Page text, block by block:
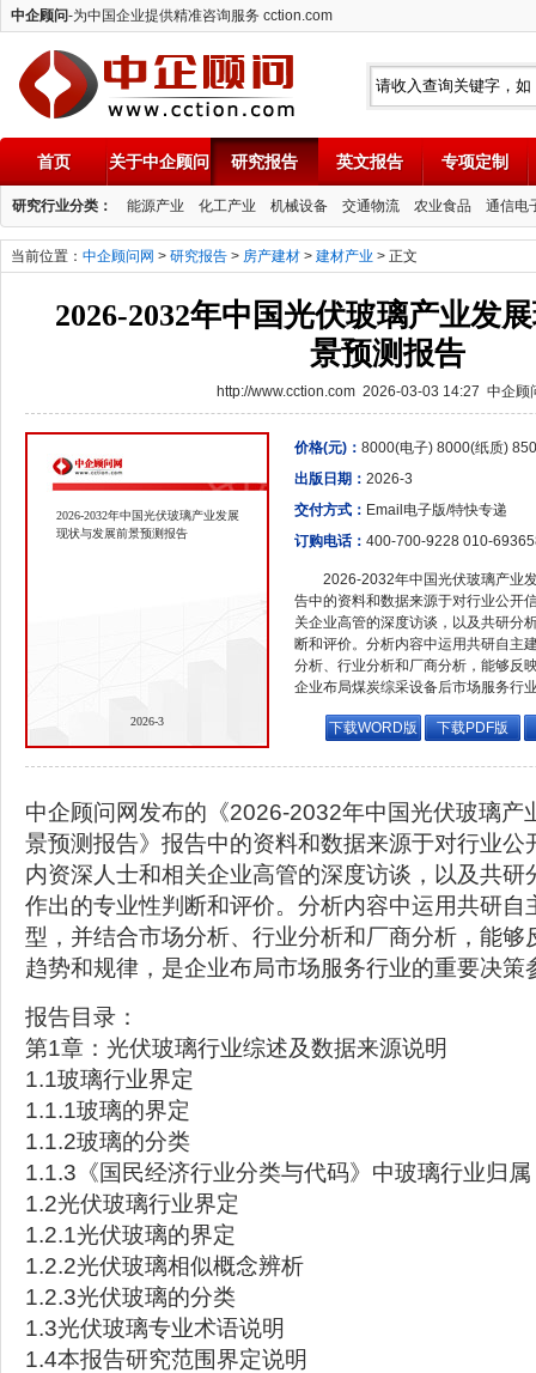
中企顾问-为中国企业提供精准咨询服务 cction.com
中企顾问
首页 关于中企顾问 研究报告 英文报告 专项定制
研究行业分类： 能源产业 化工产业 机械设备 交通物流 农业食品 通信电
当前位置： 中企顾问网 > 研究报告 > 房产建材 > 建材产业 > 正文
2026-2032年中国光伏玻璃产业发
景预测报告
http://www.cction.com 2026-03-03 14:27 中企顾
2026-2032年中国光伏玻璃产业发展
现状与发展前景预测报告
2026-3
价格(元)： 8000(电子) 8000(纸质)
出版日期： 2026-3
交付方式： Email电子版/特快专递
订购电话： 400-700-9228 010-
2026-2032年中国光伏玻璃产业
告中的资料和数据来源于对行业公开
关企业高管的深度访谈，以及共研分
断和评价。分析内容中运用共研自主
分析、行业分析和厂商分析，能够反
企业布局煤炭综采设备后市场服务行
下载WORD版 下载PDF版
中企顾问网发布的《2026-2032年中国光伏玻璃产
景预测报告》报告中的资料和数据来源于对行业公
内资深人士和相关企业高管的深度访谈，以及共研
作出的专业性判断和评价。分析内容中运用共研自
型，并结合市场分析、行业分析和厂商分析，能够
趋势和规律，是企业布局市场服务行业的重要决策
报告目录：
第1章：光伏玻璃行业综述及数据来源说明
1.1玻璃行业界定
1.1.1玻璃的界定
1.1.2玻璃的分类
1.1.3《国民经济行业分类与代码》中玻璃行业归属
1.2光伏玻璃行业界定
1.2.1光伏玻璃的界定
1.2.2光伏玻璃相似概念辨析
1.2.3光伏玻璃的分类
1.3光伏玻璃专业术语说明
1.4本报告研究范围界定说明